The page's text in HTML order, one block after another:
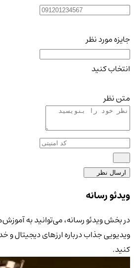
جایزه مورد نظر
انتخاب کنید
متن نظر
ارسال نظر
4.9/5
ویدئو رسانه
در بخش ویدئو رسانه، می‌توانید به
ویدیویی جذاب درباره ارزهای دیجیتال و
کنید.